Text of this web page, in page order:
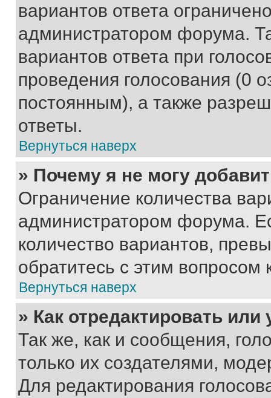
вариантов ответа
администратором форума.
вариантов ответа при
проведения голосования (0
постоянным), а также
ответы.
Вернуться наверх
» Почему я не могу
Ограничение количества
администратором форума.
количество вариантов,
обратитесь с этим вопросом
Вернуться наверх
» Как отредактировать
Так же, как и сообщения,
только их создателями,
Для редактирования